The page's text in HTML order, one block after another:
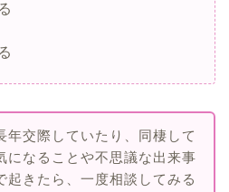
年交際していたり、同棲して
になることや不思議な出来事
起きたら、一度相談してみる